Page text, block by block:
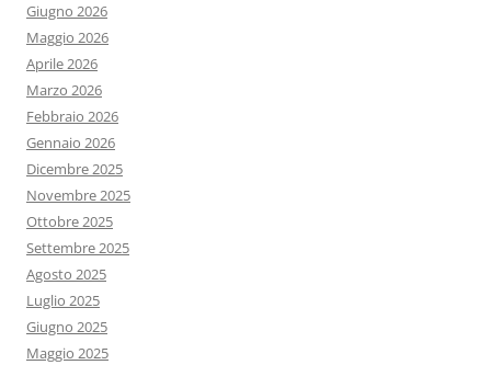
Giugno 2026
Maggio 2026
Aprile 2026
Marzo 2026
Febbraio 2026
Gennaio 2026
Dicembre 2025
Novembre 2025
Ottobre 2025
Settembre 2025
Agosto 2025
Luglio 2025
Giugno 2025
Maggio 2025